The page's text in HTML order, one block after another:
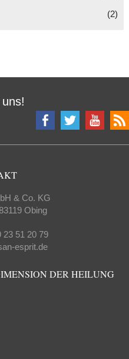
(2)
& Co. KG
Obing
23 51 20 79
esprit.de
DER HEILUNG